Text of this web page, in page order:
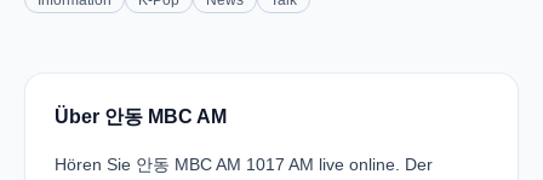
Über 안동 MBC AM
Hören Sie 안동 MBC AM 1017 AM live online. Der